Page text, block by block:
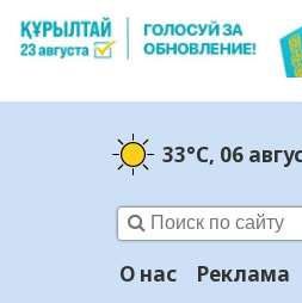
33°C, 06
О нас Реклама